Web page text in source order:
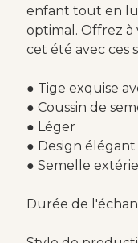
enfant tout en
optimal. Offrez
cet été avec ces
● Tige exquise
● Coussin de
● Léger
● Design élégant
● Semelle
Durée de